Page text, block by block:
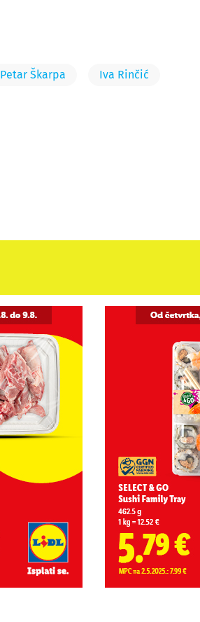
Petar Škarpa Iva Rinčić